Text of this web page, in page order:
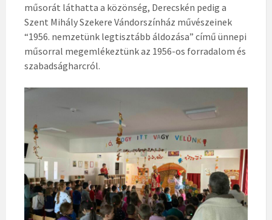
műsorát láthatta a közönség, Derecskén pedig a
Szent Mihály Szekere Vándorszínház művészeinek
“1956. nemzetünk legtisztább áldozása” című ünnepi
műsorral megemlékeztünk az 1956-os forradalom és
szabadságharcról.